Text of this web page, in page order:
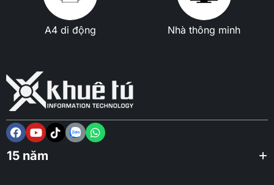
A4 di động Nhà thông minh
15 năm